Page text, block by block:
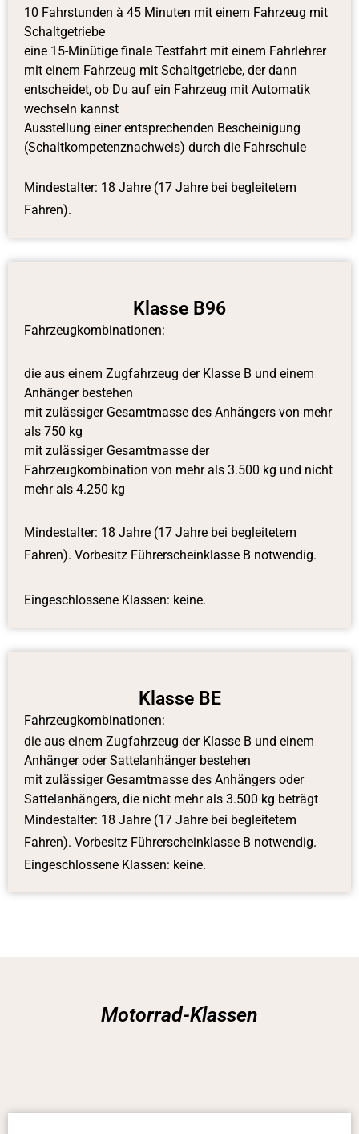
10 Fahrstunden à 45 Minuten mit einem Fahrzeug mit
Schaltgetriebe
eine 15-Minütige finale Testfahrt mit einem Fahrlehrer
mit einem Fahrzeug mit Schaltgetriebe, der dann
entscheidet, ob Du auf ein Fahrzeug mit Automatik
wechseln kannst
Ausstellung einer entsprechenden Bescheinigung
(Schaltkompetenznachweis) durch die Fahrschule
Mindestalter: 18 Jahre (17 Jahre bei begleitetem
Fahren).
Klasse B96
Fahrzeugkombinationen:
die aus einem Zugfahrzeug der Klasse B und einem
Anhänger bestehen
mit zulässiger Gesamtmasse des Anhängers von mehr
als 750 kg
mit zulässiger Gesamtmasse der
Fahrzeugkombination von mehr als 3.500 kg und nicht
mehr als 4.250 kg
Mindestalter: 18 Jahre (17 Jahre bei begleitetem
Fahren). Vorbesitz Führerscheinklasse B notwendig.
Eingeschlossene Klassen: keine.
Klasse BE
Fahrzeugkombinationen:
die aus einem Zugfahrzeug der Klasse B und einem
Anhänger oder Sattelanhänger bestehen
mit zulässiger Gesamtmasse des Anhängers oder
Sattelanhängers, die nicht mehr als 3.500 kg beträgt
Mindestalter: 18 Jahre (17 Jahre bei begleitetem
Fahren). Vorbesitz Führerscheinklasse B notwendig.
Eingeschlossene Klassen: keine.
Motorrad-Klassen